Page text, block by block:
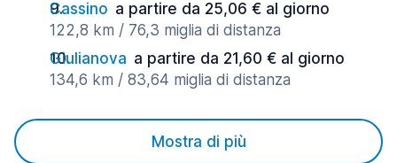
Cassino a partire da 25,06 € al giorno
122,8 km / 76,3 miglia di distanza
Giulianova a partire da 21,60 € al giorno
134,6 km / 83,64 miglia di distanza
Mostra di più